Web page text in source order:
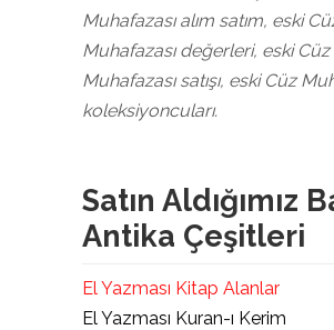
Muhafazası alım satım, eski
Muhafazası değerleri, eski Cüz
Muhafazası satışı, eski Cüz
koleksiyoncuları.
Satın Aldığımız
Antika Çeşitleri
El Yazması Kitap Alanlar
El Yazması Kuran-ı Kerim